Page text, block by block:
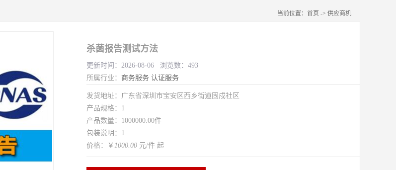
当前位置： 首页 -> 供应商机
杀菌报告测试方法
更新时间：2026-08-06 浏览数：493
所属行业： 商务服务 认证服务
发货地址：广东省深圳市宝安区西乡街道固戍社区
产品规格：1
产品数量：1000000.00件
包装说明：1
价格：￥ 1000.00 元/件 起